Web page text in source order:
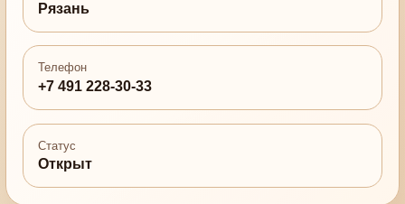
Рязань
Телефон
+7 491 228-30-33
Статус
Открыт